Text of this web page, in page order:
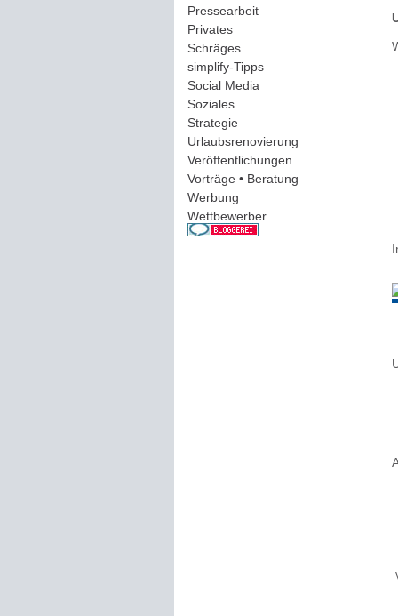
Pressearbeit(12)
Privates(193)
Schräges(161)
simplify-Tipps(123)
Social Media
Soziales(37)
Strategie(220)
Urlaubsrenovierung
Veröffentlichungen
Vorträge • Beratung
Werbung
Wettbewerber(61)